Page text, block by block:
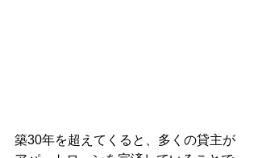
築30年を超えてくると、多くの貸主が